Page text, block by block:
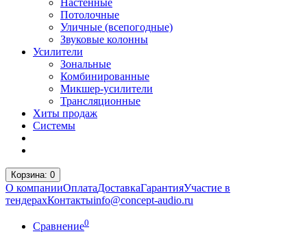
Настенные
Потолочные
Уличные (всепогодные)
Звуковые колонны
Усилители
Зональные
Комбинированные
Микшер-усилители
Трансляционные
Хиты продаж
Системы
Корзина: 0
О компанииОплатаДоставкаГарантияУчастие в
тендерахКонтактыinfo@concept-audio.ru
Сравнение0